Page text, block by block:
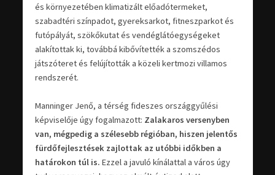
és környezetében klimatizált előadótermeket,
szabadtéri színpadot, gyereksarkot, fitneszparkot és
futópályát, szökőkutat és vendéglátóegységeket
alakítottak ki, továbbá kibővítették a szomszédos
játszóteret és felújították a közeli kertmozi villamos
rendszerét.
Manninger Jenő, a térség fideszes országgyűlési
képviselője úgy fogalmazott: Zalakaros versenyben
van, mégpedig a szélesebb régióban, hiszen jelentős
fürdőfejlesztések zajlottak az utóbbi időkben a
határokon túl is. Ezzel a javuló kínálattal a város úgy